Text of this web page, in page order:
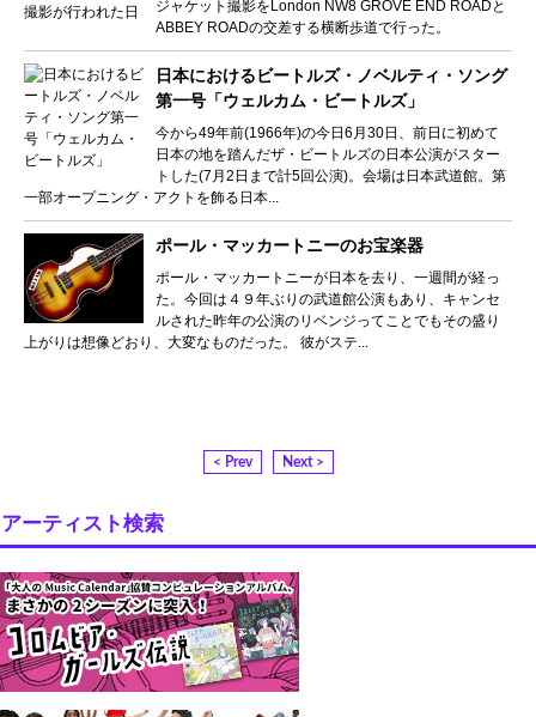
ジャケット撮影をLondon NW8 GROVE END ROADと
ABBEY ROADの交差する横断歩道で行った。
日本におけるビートルズ・ノベルティ・ソング
第一号「ウェルカム・ビートルズ」
今から49年前(1966年)の今日6月30日、前日に初めて
日本の地を踏んだザ・ビートルズの日本公演がスター
トした(7月2日まで計5回公演)。会場は日本武道館。第
一部オープニング・アクトを飾る日本...
ポール・マッカートニーのお宝楽器
ポール・マッカートニーが日本を去り、一週間が経っ
た。今回は４９年ぶりの武道館公演もあり、キャンセ
ルされた昨年の公演のリベンジってことでもその盛り
上がりは想像どおり、大変なものだった。 彼がステ...
< Prev Next >
アーティスト検索